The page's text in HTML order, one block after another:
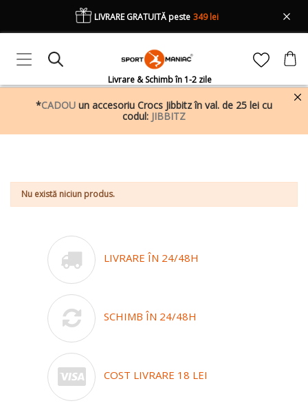
Livrare & Schimb în 1-2 zile
LIVRARE GRATUITĂ peste 349 lei
*CADOU un accesoriu Crocs Jibbitz în val. de 25 lei cu
codul: JIBBITZ
Nu există niciun produs.
LIVRARE ÎN 24/48H
SCHIMB ÎN 24/48H
COST LIVRARE 18 LEI